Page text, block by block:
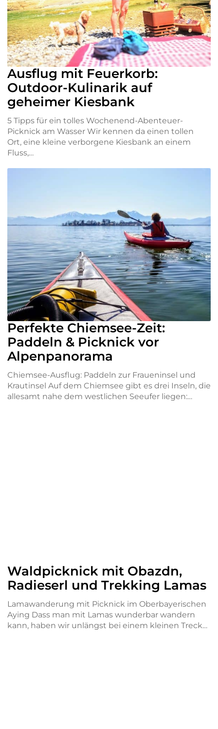
Ausflug mit Feuerkorb:
Outdoor-Kulinarik auf
geheimer Kiesbank
5 Tipps für ein tolles Wochenend-Abenteuer-
Picknick am Wasser Wir kennen da einen tollen
Ort, eine kleine verborgene Kiesbank an einem
Fluss,…
Perfekte Chiemsee-Zeit:
Paddeln & Picknick vor
Alpenpanorama
Chiemsee-Ausflug: Paddeln zur Fraueninsel und
Krautinsel Auf dem Chiemsee gibt es drei Inseln, die
allesamt nahe dem westlichen Seeufer liegen:…
Waldpicknick mit Obazdn,
Radieserl und Trekking Lamas
Lamawanderung mit Picknick im Oberbayerischen
Aying Dass man mit Lamas wunderbar wandern
kann, haben wir unlängst bei einem kleinen Treck…